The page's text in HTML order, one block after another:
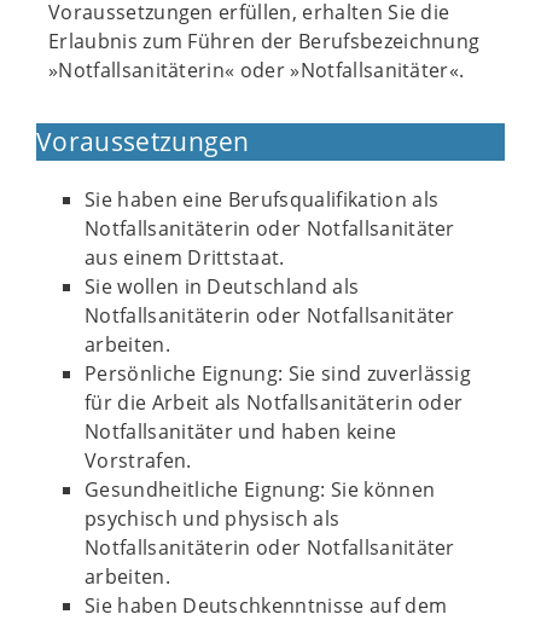
Voraussetzungen erfüllen, erhalten Sie die
Erlaubnis zum Führen der Berufsbezeichnung
»Notfallsanitäterin« oder »Notfallsanitäter«.
Voraussetzungen
Sie haben eine Berufsqualifikation als
Notfallsanitäterin oder Notfallsanitäter
aus einem Drittstaat.
Sie wollen in Deutschland als
Notfallsanitäterin oder Notfallsanitäter
arbeiten.
Persönliche Eignung: Sie sind zuverlässig
für die Arbeit als Notfallsanitäterin oder
Notfallsanitäter und haben keine
Vorstrafen.
Gesundheitliche Eignung: Sie können
psychisch und physisch als
Notfallsanitäterin oder Notfallsanitäter
arbeiten.
Sie haben Deutschkenntnisse auf dem